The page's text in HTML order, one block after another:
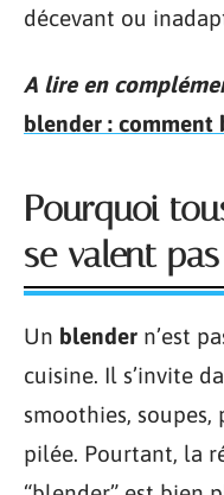
décevant ou
A lire en
blender : comment
Pourquoi
se valent pas
Un blender n’est
cuisine. Il s’invite
smoothies,
pilée. Pourtant, la